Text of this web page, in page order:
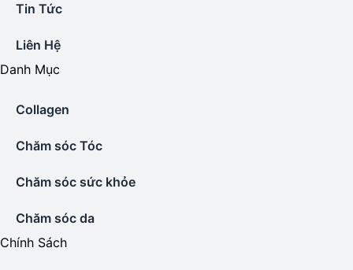
Tin Tức
Liên Hệ
Danh Mục
Collagen
Chăm sóc Tóc
Chăm sóc sức khỏe
Chăm sóc da
Chính Sách